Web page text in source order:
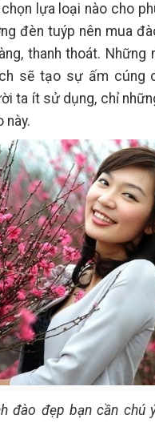
lựa loại nào cho
đèn tuýp nên mua
thanh thoát. Những
sẽ tạo sự ấm cúng
ta ít sử dụng, chỉ
này.
đào đẹp bạn cần chú